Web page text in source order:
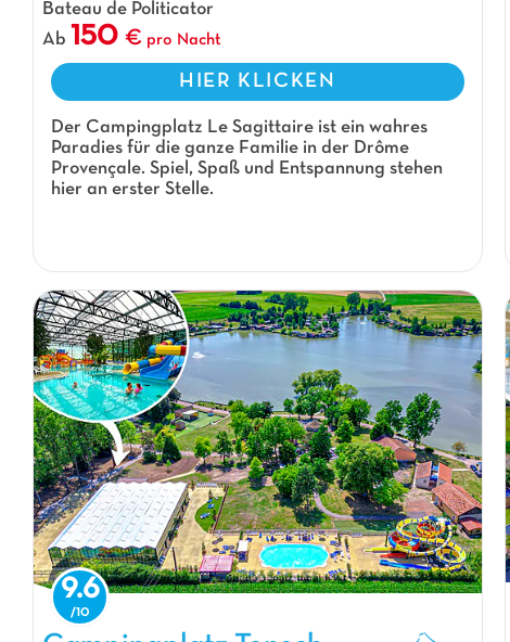
Bateau de Politicator
Ab
150 pro Nacht
HIER KLICKEN
Der Campingplatz Le Sagittaire ist ein wahres
Paradies für die ganze Familie in der Drôme
Provençale. Spiel, Spaß und Entspannung stehen
hier an erster Stelle.
Campingplatz Tensch Jolie, Campingplatz Lorraine
9.6